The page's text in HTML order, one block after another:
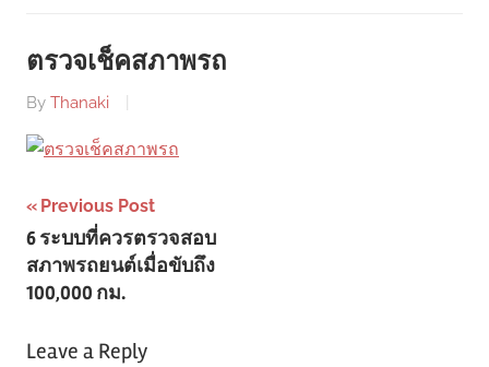
ตรวจเช็คสภาพรถ
By Thanaki
Post
navigation
Previous Post
6 ระบบที่ควรตรวจสอบ
สภาพรถยนต์เมื่อขับถึง
100,000 กม.
Leave a Reply